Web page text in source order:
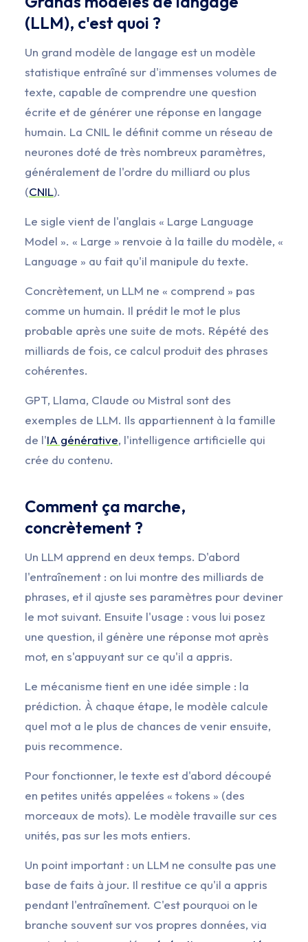
(LLM), c'est quoi ?
Un grand modèle de langage est un modèle
statistique entraîné sur d'immenses volumes de
texte, capable de comprendre une question
écrite et de générer une réponse en langage
humain. La CNIL le définit comme un réseau de
neurones doté de très nombreux paramètres,
généralement de l'ordre du milliard ou plus
(CNIL).
Le sigle vient de l'anglais « Large Language
Model ». « Large » renvoie à la taille du modèle, «
Language » au fait qu'il manipule du texte.
Concrètement, un LLM ne « comprend » pas
comme un humain. Il prédit le mot le plus
probable après une suite de mots. Répété des
milliards de fois, ce calcul produit des phrases
cohérentes.
GPT, Llama, Claude ou Mistral sont des
exemples de LLM. Ils appartiennent à la famille
de l'IA générative, l'intelligence artificielle qui
crée du contenu.
Comment ça marche,
concrètement ?
Un LLM apprend en deux temps. D'abord
l'entraînement : on lui montre des milliards de
phrases, et il ajuste ses paramètres pour deviner
le mot suivant. Ensuite l'usage : vous lui posez
une question, il génère une réponse mot après
mot, en s'appuyant sur ce qu'il a appris.
Le mécanisme tient en une idée simple : la
prédiction. À chaque étape, le modèle calcule
quel mot a le plus de chances de venir ensuite,
puis recommence.
Pour fonctionner, le texte est d'abord découpé
en petites unités appelées « tokens » (des
morceaux de mots). Le modèle travaille sur ces
unités, pas sur les mots entiers.
Un point important : un LLM ne consulte pas une
base de faits à jour. Il restitue ce qu'il a appris
pendant l'entraînement. C'est pourquoi on le
branche souvent sur vos propres données, via